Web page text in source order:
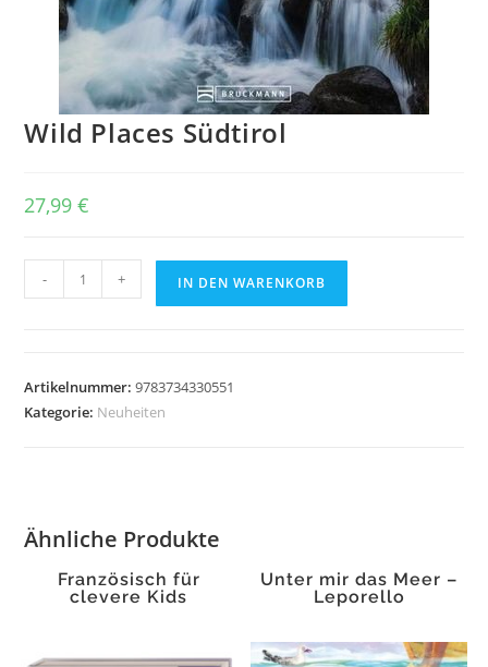
Wild Places Südtirol
27,99€
Places
- + IN DEN WARENKORB
Artikelnummer:9783734330551
Kategorie: Neuheiten
Ähnliche Produkte
Französisch für
clevere Kids
Unter mir das Meer –
Leporello